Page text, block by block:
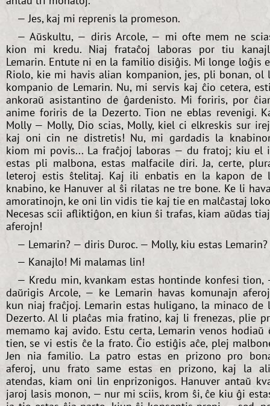
— Jes, kaj mi reprenis la promeson.
— Aŭskultu, — diris Arcole, — mi ofte mem ne
kion mi kredu. Niaj frataĉoj laboras por tiu
Lemarin. Entute ni en la familio disiĝis. Mi longe loĝis
Riolo, kie mi havis alian kompanion, jes, pli bonan, ol
kompanio de Lemarin. Nu, mi servis kaj ĉio cetera,
ankoraŭ asistantino de ĝardenisto. Mi foriris, por
anime foriris de la Dezerto. Tion ne eblas revenigi.
Molly — Molly, Dio scias, Molly, kiel ci elkreskis sur
kaj oni cin ne distretis! Nu, mi gardadis la
kiom mi povis... La fraĉjoj laboras — du fratoj; kiu el
estas pli malbona, estas malfacile diri. Ja, certe,
leteroj estis ŝtelitaj. Kaj ili enbatis en la kapon de
knabino, ke Hanuver al ŝi rilatas ne tre bone. Ke li
amoratinojn, ke oni lin vidis tie kaj tie en malĉastaj
Necesas scii afliktiĝon, en kiun ŝi trafas, kiam aŭdas
aferojn!
— Lemarin? — diris Duroc. — Molly, kiu estas Lemarin?
— Kanajlo! Mi malamas lin!
— Kredu min, kvankam estas hontinde konfesi tion,
daŭrigis Arcole, — ke Lemarin havas komunajn
kun niaj fraĉjoj. Lemarin estas huligano, la minaco de
Dezerto. Al li plaĉas mia fratino, kaj li frenezas, plie
memamo kaj avido. Estu certa, Lemarin venos hodiaŭ
tien, se vi estis ĉe la frato. Ĉio estiĝis aĉe, plej
Jen nia familio. La patro estas en prizono pro
aferoj, unu frato same estas en prizono, kaj la
atendas, kiam oni lin enprizonigos. Hanuver antaŭ
jaroj lasis monon, — nur mi sciis, krom ŝi, ĉe kiu ĝi